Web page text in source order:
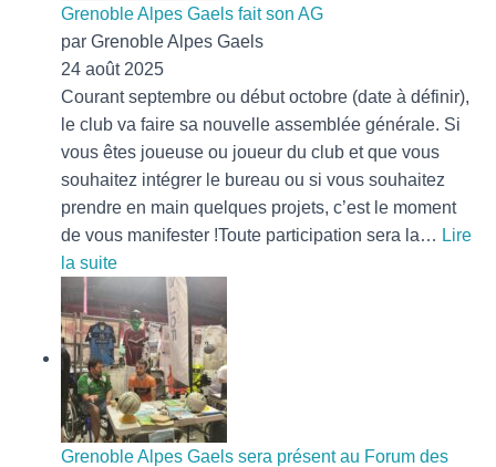
Amène
ta
/
ton
pote
:
Un
vrai
succès
Grenoble Alpes Gaels fait son AG
par Grenoble Alpes Gaels
24 août 2025
Courant septembre ou début octobre (date à définir),
le club va faire sa nouvelle assemblée générale. Si
vous êtes joueuse ou joueur du club et que vous
souhaitez intégrer le bureau ou si vous souhaitez
prendre en main quelques projets, c’est le moment
de vous manifester !Toute participation sera la… Lire
la suite:
Grenoble
Alpes
Gaels
fait
son
AG
Grenoble Alpes Gaels sera présent au Forum des